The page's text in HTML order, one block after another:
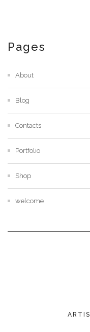
Pages
About
Blog
Contacts
Portfolio
Shop
welcome